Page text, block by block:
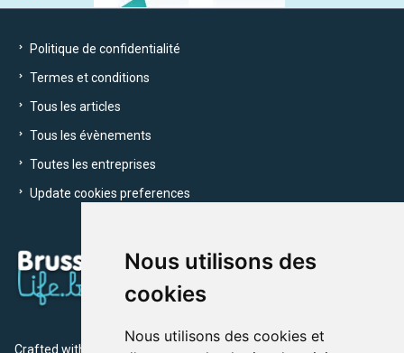
Nous utilisons des
cookies
Nous utilisons des cookies et
Politique de confidentialité
Termes et conditions
Tous les articles
Tous les évènements
Toutes les entreprises
Update cookies preferences
Crafted with by Brusselslife Team